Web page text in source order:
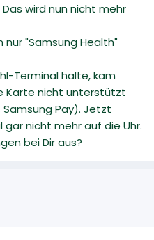
wird nun nicht mehr
nur "Samsung Health"
Terminal halte, kam
Karte nicht unterstützt
Pay). Jetzt
nicht mehr auf die Uhr.
bei Dir aus?